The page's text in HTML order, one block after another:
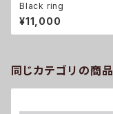
Black ring
¥11,000
同じカテゴリの商品